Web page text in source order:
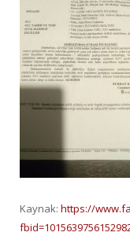
Kaynak: https://